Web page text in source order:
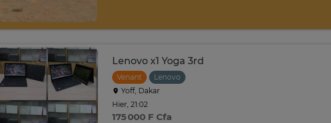
Lenovo x1 Yoga 3rd
Venant
Lenovo
Yoff, Dakar
Hier, 21:02
175 000 F Cfa